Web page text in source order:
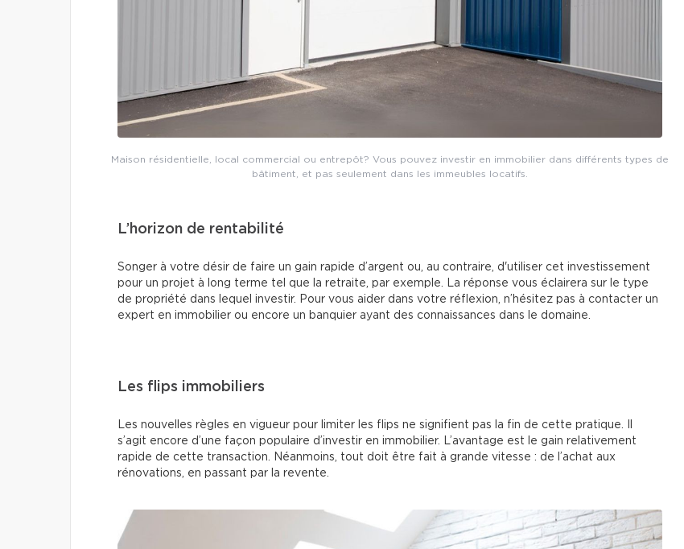
Maison résidentielle, local commercial ou entrepôt? Vous pouvez investir en immobilier dans différents types de
bâtiment, et pas seulement dans les immeubles locatifs.
L’horizon de rentabilité
Songer à votre désir de faire un gain rapide d’argent ou, au contraire, d'utiliser cet investissement
pour un projet à long terme tel que la retraite, par exemple. La réponse vous éclairera sur le type
de propriété dans lequel investir. Pour vous aider dans votre réflexion, n’hésitez pas à contacter un
expert en immobilier ou encore un banquier ayant des connaissances dans le domaine.
Les flips immobiliers
Les nouvelles règles en vigueur pour limiter les flips ne signifient pas la fin de cette pratique. Il
s’agit encore d’une façon populaire d’investir en immobilier. L’avantage est le gain relativement
rapide de cette transaction. Néanmoins, tout doit être fait à grande vitesse : de l’achat aux
rénovations, en passant par la revente.